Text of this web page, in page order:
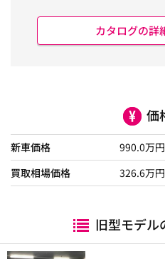
カタログの詳
価
新車価格 990.0万
買取相場価格
326.6万
旧型モデル